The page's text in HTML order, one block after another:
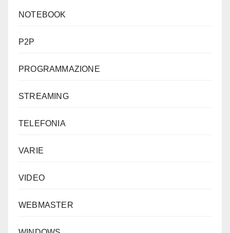
NOTEBOOK
P2P
PROGRAMMAZIONE
STREAMING
TELEFONIA
VARIE
VIDEO
WEBMASTER